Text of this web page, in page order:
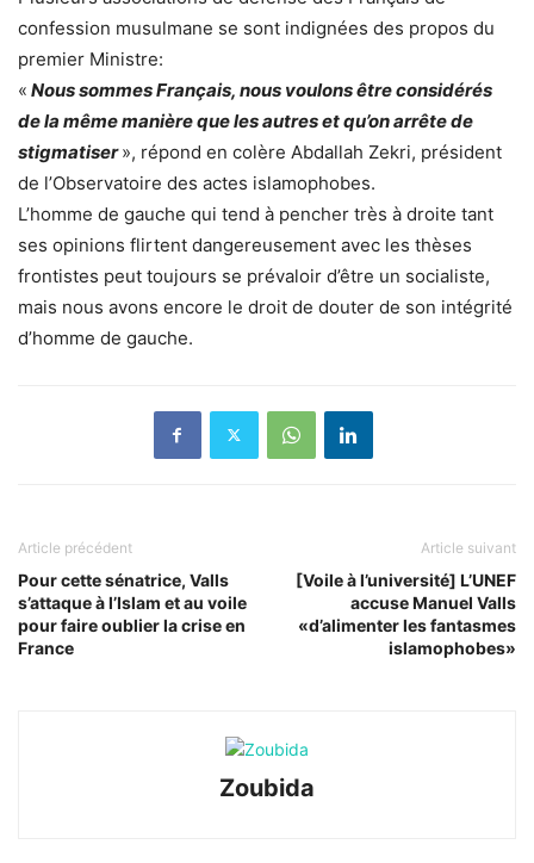
confession musulmane se sont indignées des propos du
premier Ministre:
« Nous sommes Français, nous voulons être considérés
de la même manière que les autres et qu’on arrête de
stigmatiser », répond en colère Abdallah Zekri, président
de l’Observatoire des actes islamophobes.
L’homme de gauche qui tend à pencher très à droite tant
ses opinions flirtent dangereusement avec les thèses
frontistes peut toujours se prévaloir d’être un socialiste,
mais nous avons encore le droit de douter de son intégrité
d’homme de gauche.
Article précédent
Pour cette sénatrice, Valls
s’attaque à l’Islam et au voile
pour faire oublier la crise en
France
Article suivant
[Voile à l’université] L’UNEF
accuse Manuel Valls
«d’alimenter les fantasmes
islamophobes»
Zoubida